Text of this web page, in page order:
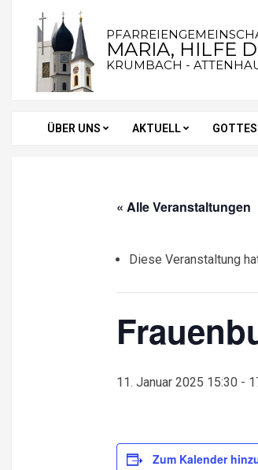
content
MARIA, HILFE
KRUMBACH -
Secondary
ÜBER UNS AKTUELL
« Alle Veranstaltungen
Diese Veranstaltung
11. Januar 2025 15:30 -
Zum Kalender